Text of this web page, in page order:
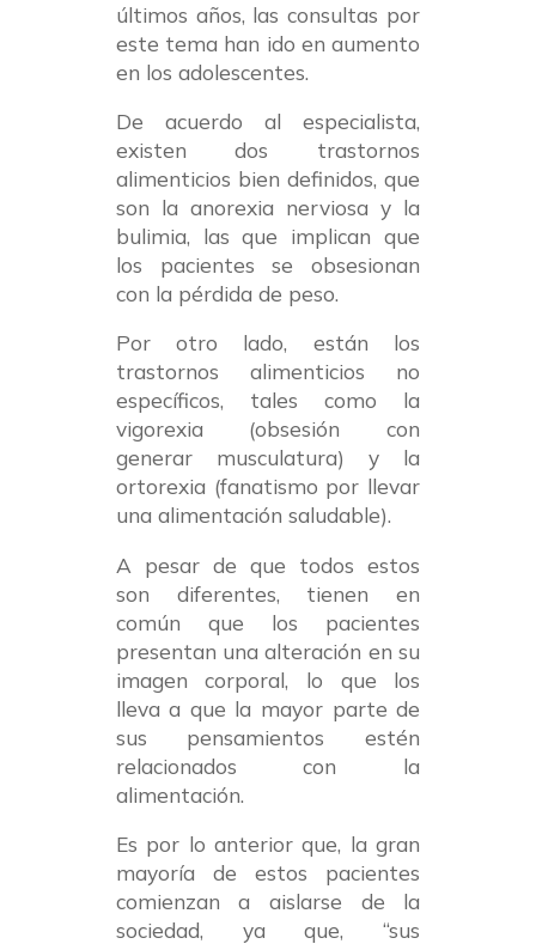
últimos años, las consultas por
este tema han ido en aumento
en los adolescentes.
De acuerdo al especialista,
existen dos trastornos
alimenticios bien definidos, que
son la anorexia nerviosa y la
bulimia, las que implican que
los pacientes se obsesionan
con la pérdida de peso.
Por otro lado, están los
trastornos alimenticios no
específicos, tales como la
vigorexia (obsesión con
generar musculatura) y la
ortorexia (fanatismo por llevar
una alimentación saludable).
A pesar de que todos estos
son diferentes, tienen en
común que los pacientes
presentan una alteración en su
imagen corporal, lo que los
lleva a que la mayor parte de
sus pensamientos estén
relacionados con la
alimentación.
Es por lo anterior que, la gran
mayoría de estos pacientes
comienzan a aislarse de la
sociedad, ya que, “sus